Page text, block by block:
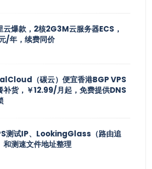
云爆款，2核2G3M云服务器ECS，
/年，续费同价
（碳云）便宜香港BGP VPS
补货，￥12.99/月起，免费提供DNS
测试IP、LookingGlass（路由追
和测速文件地址整理